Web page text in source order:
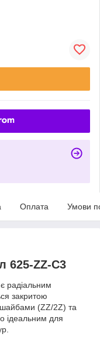
Оплата Умови
625-ZZ-C3
радіальним
закритою
шайбами (ZZ/2Z) та
ідеальним для